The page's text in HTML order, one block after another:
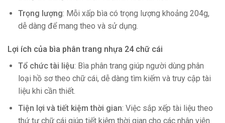
Trọng lượng: Mỗi xấp bìa có trọng lượng khoảng 204g,
dễ dàng để mang theo và sử dụng.
Lợi ích của bìa phân trang nhựa 24 chữ cái
Tổ chức tài liệu: Bìa phân trang giúp người dùng phân
loại hồ sơ theo chữ cái, dễ dàng tìm kiếm và truy cập tài
liệu khi cần thiết.
Tiện lợi và tiết kiệm thời gian: Việc sắp xếp tài liệu theo
thứ tự chữ cái giúp tiết kiệm thời gian cho các nhân viên